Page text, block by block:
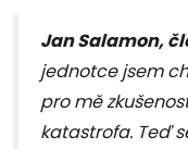
Jan Salamon,
jednotce jsem
pro mě
katastrofa. Teď